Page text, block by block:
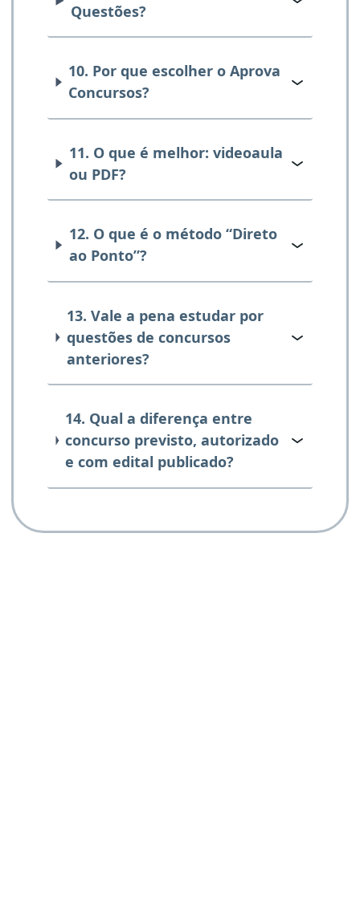
Questões?
10. Por que escolher o Aprova
Concursos?
11. O que é melhor: videoaula
ou PDF?
12. O que é o método “Direto
ao Ponto”?
13. Vale a pena estudar por
questões de concursos
anteriores?
14. Qual a diferença entre
concurso previsto, autorizado
e com edital publicado?